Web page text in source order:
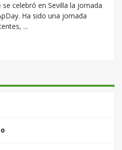
celebró en Sevilla la jornada
Ha sido una jornada
...